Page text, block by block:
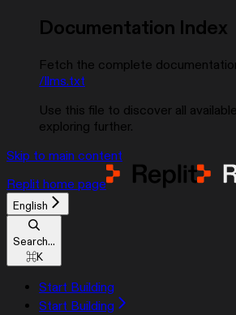
Documentation Index
Fetch the complete
/llms.txt
Use this file to discover all
exploring further.
Skip to main content
Replit home page
English
Search...
⌘K
Start Building
Start Building